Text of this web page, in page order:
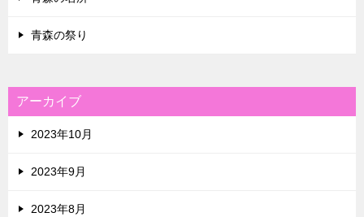
青森の祭り
アーカイブ
2023年10月
2023年9月
2023年8月